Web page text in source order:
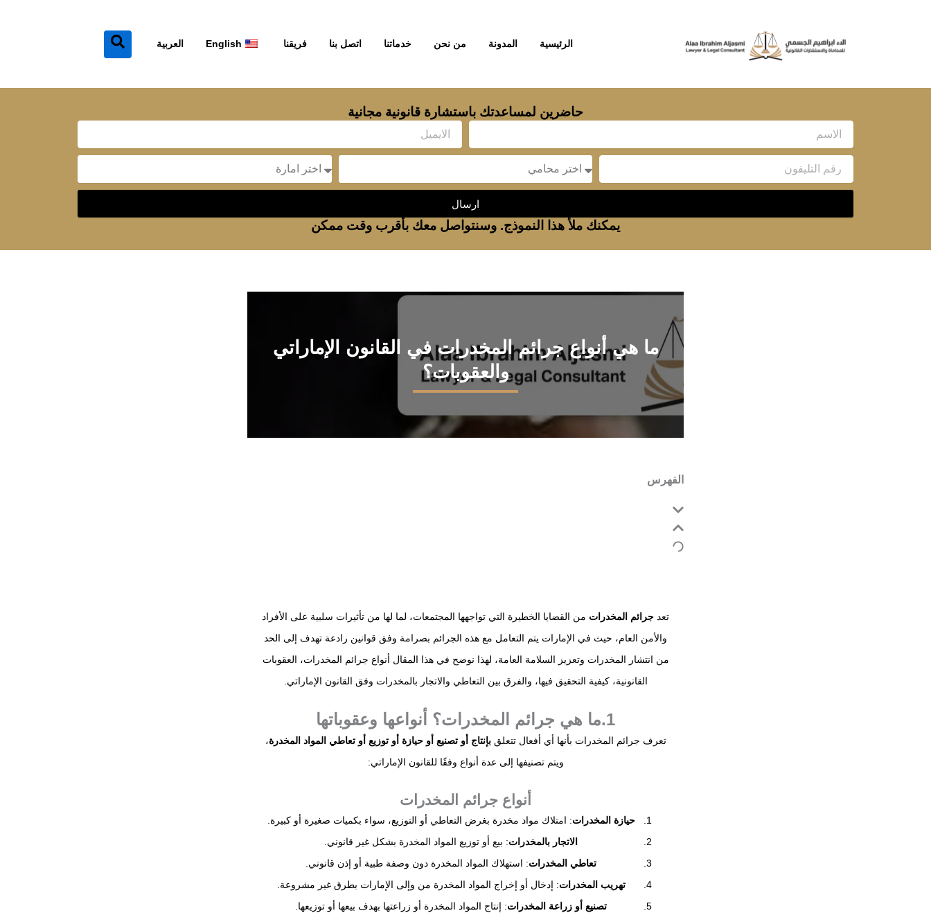
الرئيسية المدونة من نحن خدماتنا اتصل بنا فريقنا English العربية
حاضرين لمساعدتك باستشارة قانونية مجانية
Name
Email
Message
Message
ارسال
يمكنك ملأ هذا النموذج. وسنتواصل معك بأقرب وقت ممكن
ما هي أنواع جرائم المخدرات في القانون الإماراتي
والعقوبات؟
الفهرس
تعد جرائم المخدرات من القضايا الخطيرة التي تواجهها المجتمعات، لما لها من تأثيرات سلبية على الأفراد
والأمن العام، حيث في الإمارات يتم التعامل مع هذه الجرائم بصرامة وفق قوانين رادعة تهدف إلى الحد
من انتشار المخدرات وتعزيز السلامة العامة، لهذا نوضح في هذا المقال أنواع جرائم المخدرات، العقوبات
القانونية، كيفية التحقيق فيها، والفرق بين التعاطي والاتجار بالمخدرات وفق القانون الإماراتي.
1.ما هي جرائم المخدرات؟ أنواعها وعقوباتها
تعرف جرائم المخدرات بأنها أي أفعال تتعلقبإنتاج أو تصنيع أو حيازة أو توزيع أو تعاطي المواد المخدرة،
ويتم تصنيفها إلى عدة أنواع وفقًا للقانون الإماراتي:
أنواع جرائم المخدرات
حيازة المخدرات: امتلاك مواد مخدرة بغرض التعاطي أو التوزيع، سواء بكميات صغيرة أو كبيرة.
الاتجار بالمخدرات: بيع أو توزيع المواد المخدرة بشكل غير قانوني.
تعاطي المخدرات: استهلاك المواد المخدرة دون وصفة طبية أو إذن قانوني.
تهريب المخدرات: إدخال أو إخراج المواد المخدرة من وإلى الإمارات بطرق غير مشروعة.
تصنيع أو زراعة المخدرات: إنتاج المواد المخدرة أو زراعتها بهدف بيعها أو توزيعها.